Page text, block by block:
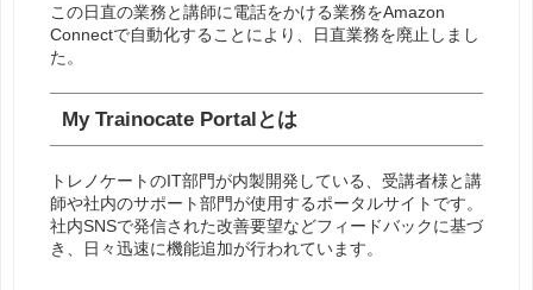
この日直の業務と講師に電話をかける業務をAmazon
Connectで自動化することにより、日直業務を廃止しまし
た。
My Trainocate Portalとは
トレノケートのIT部門が内製開発している、受講者様と講
師や社内のサポート部門が使用するポータルサイトです。
社内SNSで発信された改善要望などフィードバックに基づ
き、日々迅速に機能追加が行われています。